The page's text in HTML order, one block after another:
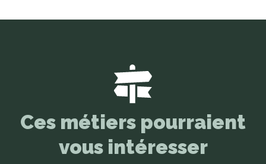
Ces métiers pourraient
vous intéresser